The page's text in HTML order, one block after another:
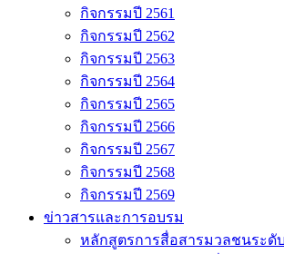
กิจกรรมปี 2561
กิจกรรมปี 2562
กิจกรรมปี 2563
กิจกรรมปี 2564
กิจกรรมปี 2565
กิจกรรมปี 2566
กิจกรรมปี 2567
กิจกรรมปี 2568
กิจกรรมปี 2569
ข่าวสารและการอบรม
หลักสูตรการสื่อสารมวลชนระดั